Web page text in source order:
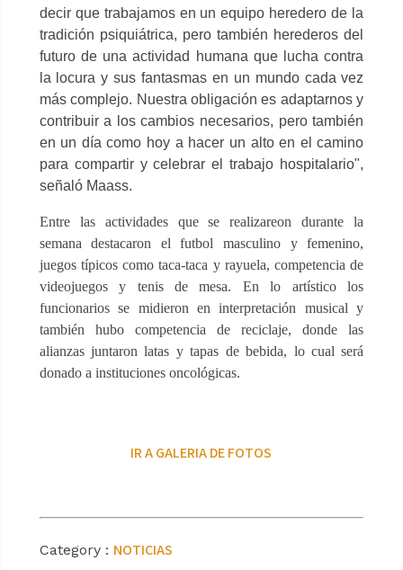
decir que trabajamos en un equipo heredero de la
tradición psiquiátrica, pero también herederos del
futuro de una actividad humana que lucha contra
la locura y sus fantasmas en un mundo cada vez
más complejo. Nuestra obligación es adaptarnos y
contribuir a los cambios necesarios, pero también
en un día como hoy a hacer un alto en el camino
para compartir y celebrar el trabajo hospitalario",
señaló Maass.
Entre las actividades que se realizareon durante la
semana destacaron el futbol masculino y femenino,
juegos típicos como taca-taca y rayuela, competencia de
videojuegos y tenis de mesa. En lo artístico los
funcionarios se midieron en interpretación musical y
también hubo competencia de reciclaje, donde las
alianzas juntaron latas y tapas de bebida, lo cual será
donado a instituciones oncológicas.
IR A GALERIA DE FOTOS
Category : NOTICIAS